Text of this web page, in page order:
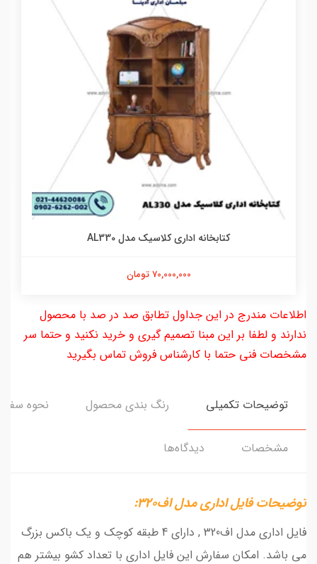
کتابخانه اداری کلاسیک مدل AL330
70,000,000 تومان
اطلاعات مندرج در این جداول تطابق صد در صد با محصول
ندارند و لطفا بر این مبنا تصمیم گیری و خرید نکنید و حتما سر
مشخصات فنی حتما با کارشناس فروش تماس بگیرید
توضیحات تکمیلی رنگ بندی محصول نحوه
مشخصات دیدگاه‌ها
توضیحات فایل اداری مدل اف320:
فایل اداری مدل اف320 , دارای 4 طبقه کوچک و یک باکس بزرگ
می باشد. امکان سفارش این فایل اداری با تعداد کشو بیشتر هم